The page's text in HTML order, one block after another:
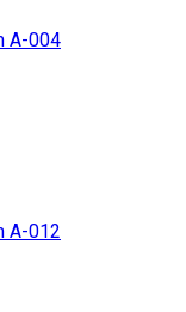
A-004
A-012